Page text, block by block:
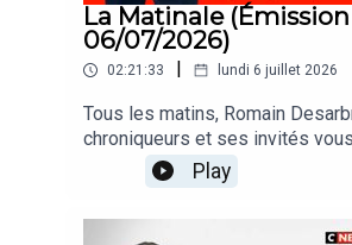
La Matinale
06/07/2026)
02:21:33 lundi 6 juillet 2026
Tous les matins, Romain
chroniqueurs et ses invités
#LaMatinale
Play